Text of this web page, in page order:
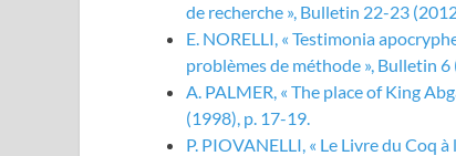
de recherche », Bulletin 22-23
E. NORELLI, « Testimonia
problèmes de méthode », Bulletin 6
A. PALMER, « The place of King
(1998), p. 17-19.
P. PIOVANELLI, « Le Livre du Coq